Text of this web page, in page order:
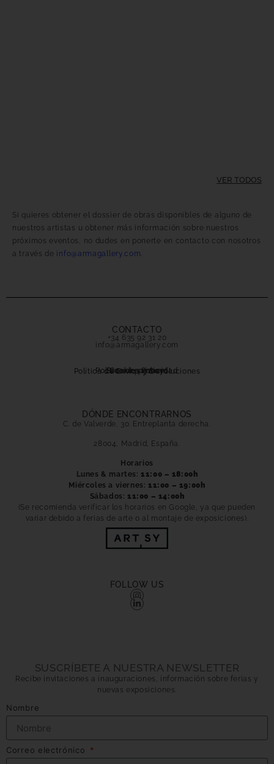
VER TODOS
Si quieres obtener el dossier de obras disponibles de alguno de
nuestros artistas u obtener más información sobre nuestros
próximos eventos, no dudes en ponerte en contacto con nosotros
a través de info@armagallery.com.
CONTACTO
+34 635 92 31 20
info@armagallery.com
Política de Envíos y Devoluciones
Secure payment
Política de privacidad
Cookies Policy
DÓNDE ENCONTRARNOS
C. de Valverde, 30. Entreplanta derecha.
28004, Madrid, España.
Horarios
Lunes & martes: 11:00 – 18:00h
Miércoles a viernes: 11:00 – 19:00h
Sábados: 11:00 – 14:00h
(Se recomienda verificar los horarios en Google, ya que pueden
variar debido a ferias de arte o al montaje de exposiciones).
FOLLOW US
SUSCRÍBETE A NUESTRA NEWSLETTER
Recibe invitaciones a inauguraciones, información sobre ferias y
nuevas exposiciones.
Nombre
Correo electrónico